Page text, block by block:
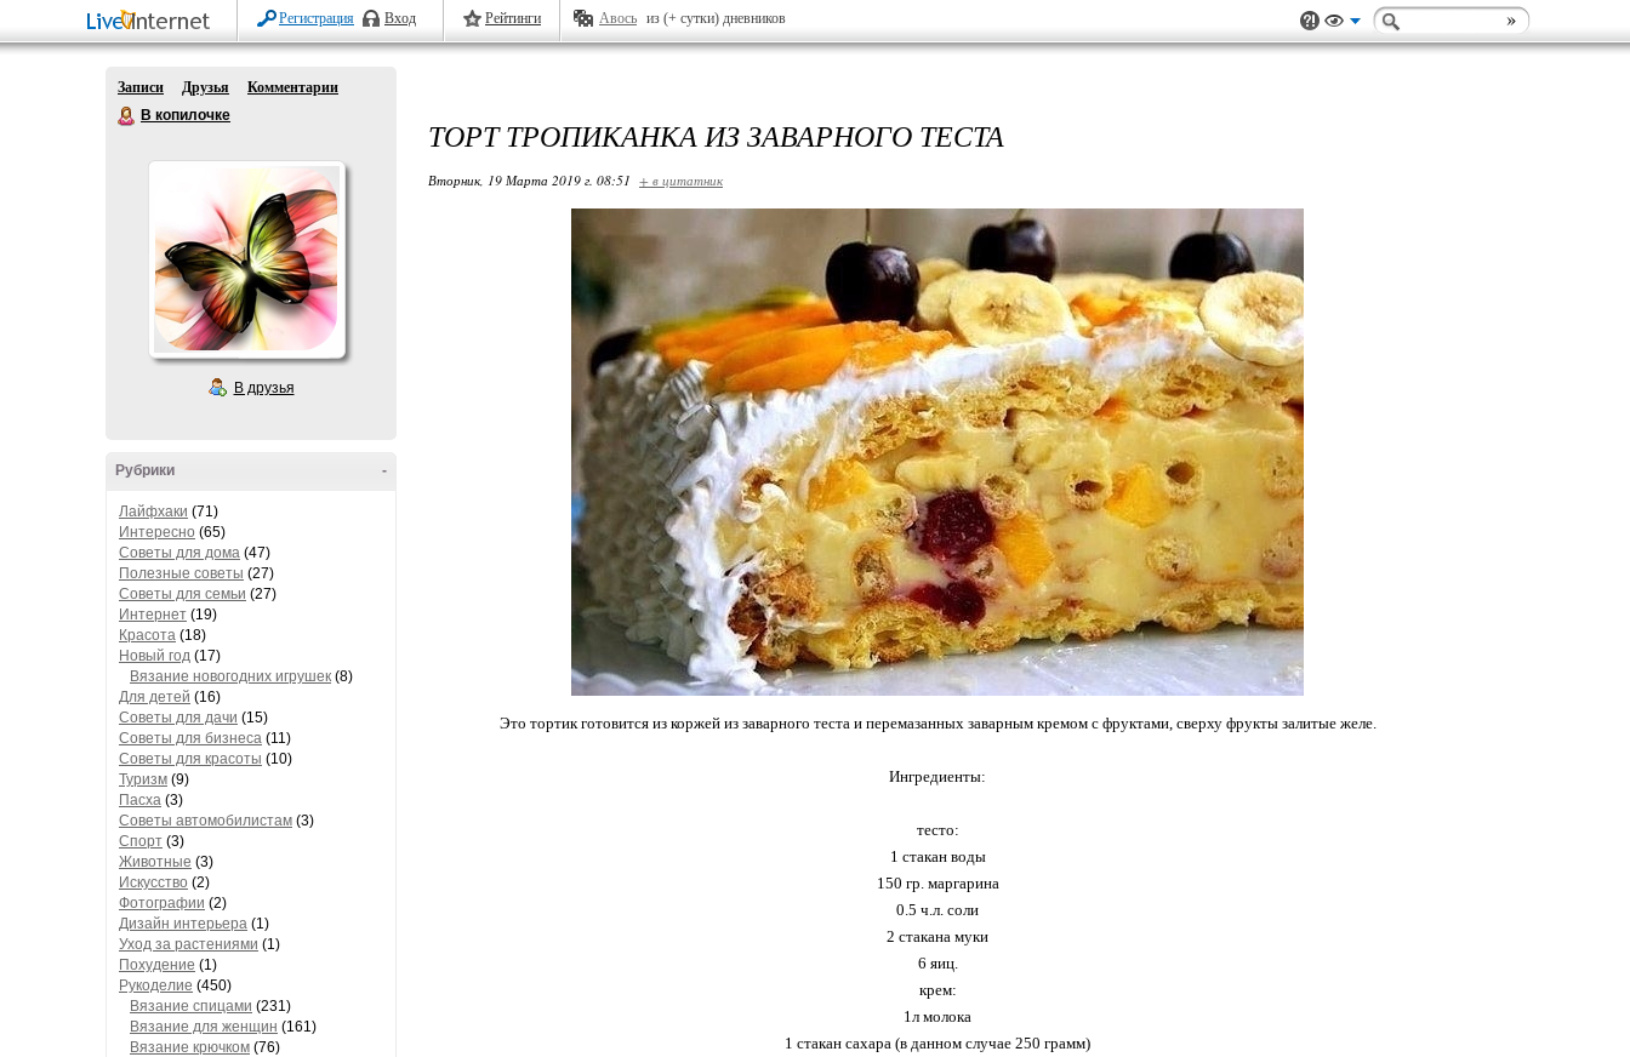
Регистрация Вход Рейтинги Авось из (+ сутки) дневников
Записи Друзья
Комментарии
В копилочке
В друзья
-
Рубрики
Лайфхаки (71)
Интересно (65)
Советы для дома (47)
Полезные советы (27)
Советы для семьи (27)
Интернет (19)
Красота (18)
Новый год (17)
Вязание новогодних игрушек (8)
Для детей (16)
Советы для дачи (15)
Советы для бизнеса (11)
Советы для красоты (10)
Туризм (9)
Пасха (3)
Советы автомобилистам (3)
Спорт (3)
Животные (3)
Искусство (2)
Фотографии (2)
Дизайн интерьера (1)
Уход за растениями (1)
Похудение (1)
Рукоделие (450)
Вязание спицами (231)
Вязание для женщин (161)
Вязание крючком (76)
ТОРТ ТРОПИКАНКА ИЗ ЗАВАРНОГО ТЕСТА
Вторник, 19 Марта 2019 г. 08:51 + в цитатник
Это тортик готовится из коржей из заварного теста и перемазанных заварным кремом с фруктами, сверху фрукты залитые желе.
Ингредиенты:
тесто:
1 стакан воды
150 гр. маргарина
0.5 ч.л. соли
2 стакана муки
6 яиц.
крем:
1л молока
1 стакан сахара (в данном случае 250 грамм)